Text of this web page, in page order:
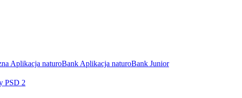
Aplikacja naturoBank Aplikacja naturoBank Junior
PSD 2